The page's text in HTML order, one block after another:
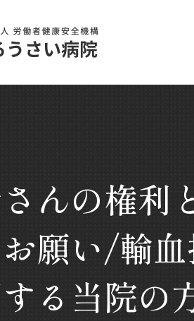
んの権利
願い/輸
る当院の